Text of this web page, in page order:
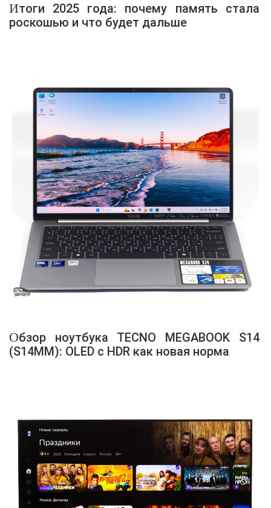
Итоги 2025 года: почему память стала
роскошью и что будет дальше
Обзор ноутбука TECNO MEGABOOK S14
(S14MM): OLED с HDR как новая норма